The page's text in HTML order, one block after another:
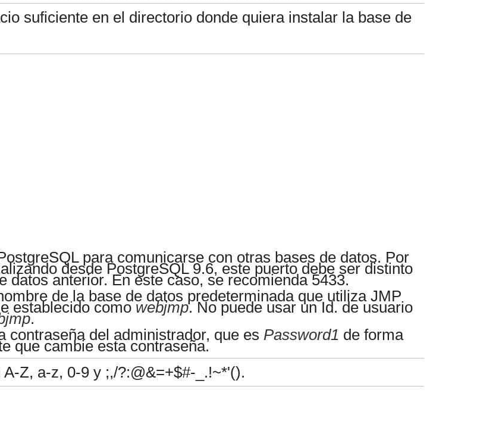
suficiente en el directorio donde quiera instalar la base de
para comunicarse con otras bases de datos. Por
desde PostgreSQL 9.6, este puerto debe ser distinto
datos anterior. En este caso, se recomienda 5433.
de la base de datos predeterminada que utiliza JMP
establecido como webjmp. No puede usar un Id. de usuario
.
contraseña del administrador, que es Password1 de forma
que cambie esta contraseña.
Z, a-z, 0-9 y ;,/?:@&=+$#-_.!~*'().